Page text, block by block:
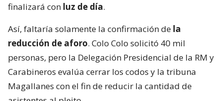
finalizará con luz de día.
Así, faltaría solamente la confirmación de la
reducción de aforo. Colo Colo solicitó 40 mil
personas, pero la Delegación Presidencial de la RM y
Carabineros evalúa cerrar los codos y la tribuna
Magallanes con el fin de reducir la cantidad de